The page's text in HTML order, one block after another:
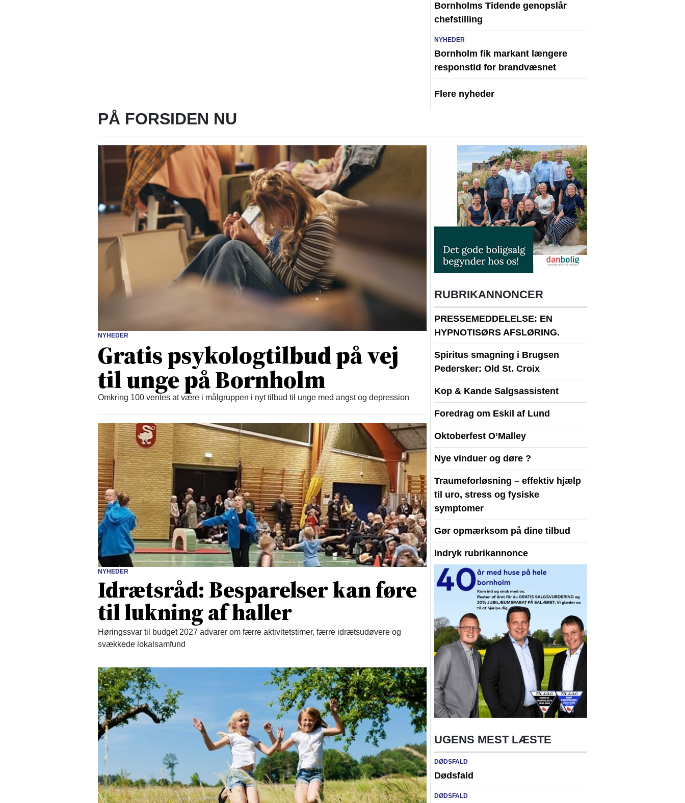
Bornholms Tidende genopslår
chefstilling
NYHEDER
Bornholm fik markant længere
responstid for brandvæsnet
Flere nyheder
PÅ FORSIDEN NU
NYHEDER
Gratis psykologtilbud på vej
til unge på Bornholm
Omkring 100 ventes at være i målgruppen i nyt tilbud til unge med angst og depression
NYHEDER
Idrætsråd: Besparelser kan føre
til lukning af haller
Høringssvar til budget 2027 advarer om færre aktivitetstimer, færre idrætsudøvere og
svækkede lokalsamfund
RUBRIKANNONCER
PRESSEMEDDELELSE: EN
HYPNOTISØRS AFSLØRING.
Spiritus smagning i Brugsen
Pedersker: Old St. Croix
Kop & Kande Salgsassistent
Foredrag om Eskil af Lund
Oktoberfest O’Malley
Nye vinduer og døre ?
Traumeforløsning – effektiv hjælp
til uro, stress og fysiske
symptomer
Gør opmærksom på dine tilbud
Indryk rubrikannonce
UGENS MEST LÆSTE
DØDSFALD
Dødsfald
DØDSFALD